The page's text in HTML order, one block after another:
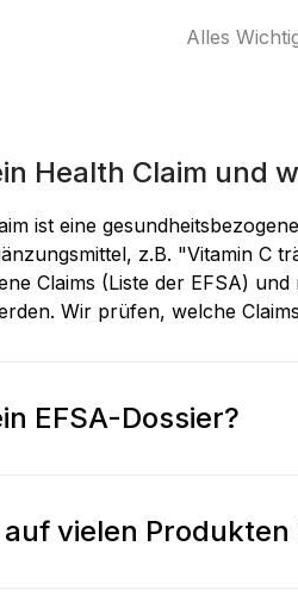
Alles
Health Claim und
ist eine
z.B. "Vitamin C
Claims (Liste der EFSA)
Wir prüfen, welche
EFSA-Dossier?
vielen